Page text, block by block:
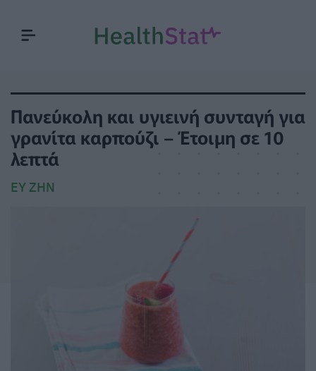
Πανεύκολη και υγιεινή συνταγή για
γρανίτα καρπούζι – Έτοιμη σε 10
λεπτά
ΕΥ ΖΗΝ